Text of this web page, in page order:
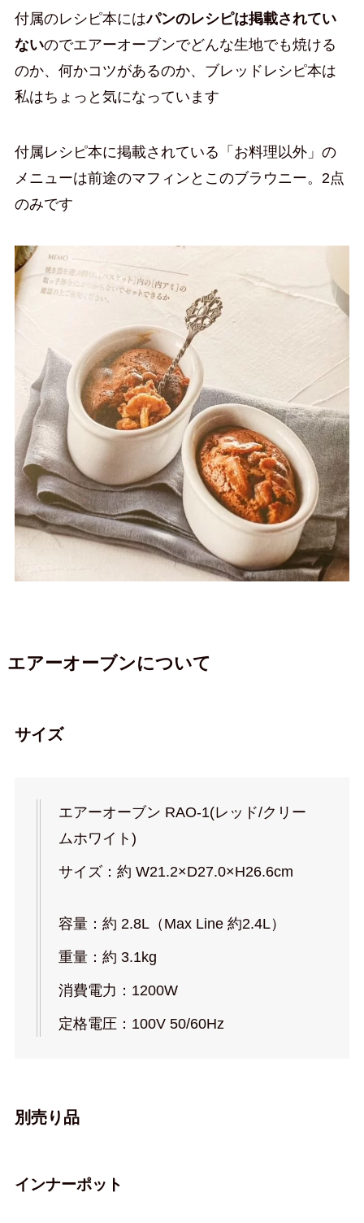
付属のレシピ本にはパンのレシピは掲載されてい
ないのでエアーオーブンでどんな生地でも焼ける
のか、何かコツがあるのか、ブレッドレシピ本は
私はちょっと気になっています
付属レシピ本に掲載されている「お料理以外」の
メニューは前途のマフィンとこのブラウニー。2点
のみです
エアーオーブンについて
サイズ
エアーオーブン RAO-1(レッド/クリー
ムホワイト)
サイズ：約 W21.2×D27.0×H26.6cm
容量：約 2.8L（Max Line 約2.4L）
重量：約 3.1kg
消費電力：1200W
定格電圧：100V 50/60Hz
別売り品
インナーポット